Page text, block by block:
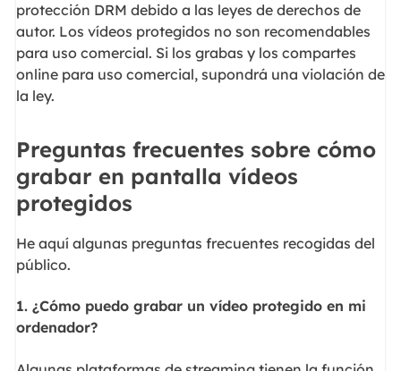
protección DRM debido a las leyes de derechos de
autor. Los vídeos protegidos no son recomendables
para uso comercial. Si los grabas y los compartes
online para uso comercial, supondrá una violación de
la ley.
Preguntas frecuentes sobre cómo
grabar en pantalla vídeos
protegidos
He aquí algunas preguntas frecuentes recogidas del
público.
1. ¿Cómo puedo grabar un vídeo protegido en mi
ordenador?